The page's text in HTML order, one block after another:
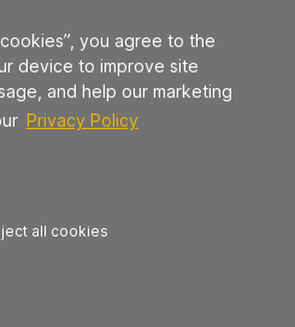
you agree to the
device to improve site
and help our marketing
Privacy Policy
all cookies
Mara Barbiero – CRM 120.433/SP